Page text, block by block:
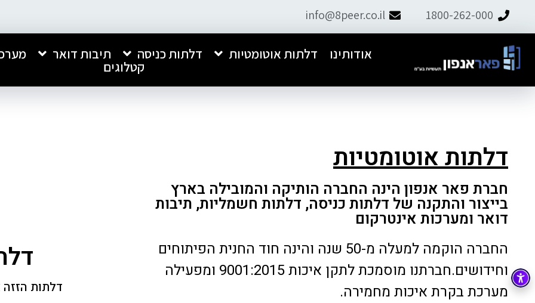
1800-262-000
info@8peer.co.il
אודותינו דלתות אוטומטיות דלתות כניסה תיבות דואר
קטלוגים
דלתות אוטומטיות
חברת פאר אנפון הינה החברה הותיקה והמובילה בארץ
בייצור והתקנה של דלתות כניסה, דלתות חשמליות, תיבות
דואר ומערכות אינטרקום
החברה הוקמה למעלה מ-50 שנה והינה חוד החנית הפיתוחים
וחידושים.חברתנו מוסמכת לתקן איכות 9001:2015 ומפעילה
מערכת בקרת איכות מחמירה.
דלתות